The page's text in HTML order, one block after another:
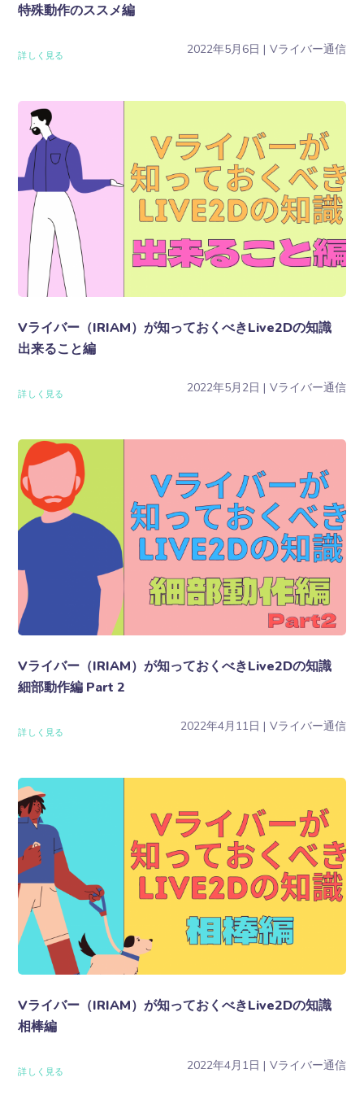
2022年5月6日 Vライバー通信
特殊動作のススメ編
詳しく見る
2022年5月2日 Vライバー通信
Vライバー（IRIAM）が知っておくべきLive2Dの知識
出来ること編
詳しく見る
2022年4月11日 Vライバー通信
Vライバー（IRIAM）が知っておくべきLive2Dの知識
細部動作編 Part 2
詳しく見る
2022年4月1日 Vライバー通信
Vライバー（IRIAM）が知っておくべきLive2Dの知識
相棒編
詳しく見る